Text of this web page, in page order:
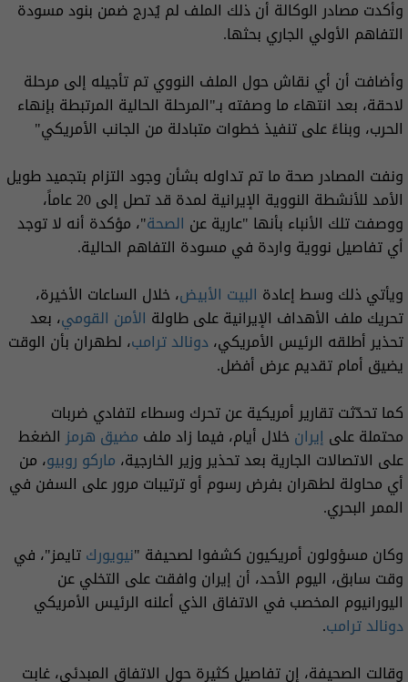
وأكدت مصادر الوكالة أن ذلك الملف لم يُدرج ضمن بنود مسودة
التفاهم الأولي الجاري بحثها.
وأضافت أن أي نقاش حول الملف النووي تم تأجيله إلى مرحلة
لاحقة، بعد انتهاء ما وصفته بـ"المرحلة الحالية المرتبطة بإنهاء
الحرب، وبناءً على تنفيذ خطوات متبادلة من الجانب الأمريكي"
ونفت المصادر صحة ما تم تداوله بشأن وجود التزام بتجميد طويل
الأمد للأنشطة النووية الإيرانية لمدة قد تصل إلى 20 عاماً،
ووصفت تلك الأنباء بأنها "عارية عن الصحة"، مؤكدة أنه لا توجد
أي تفاصيل نووية واردة في مسودة التفاهم الحالية.
ويأتي ذلك وسط إعادة البيت الأبيض، خلال الساعات الأخيرة،
تحريك ملف الأهداف الإيرانية على طاولة الأمن القومي، بعد
تحذير أطلقه الرئيس الأمريكي،دونالد ترامب، لطهران بأن الوقت
يضيق أمام تقديم عرض أفضل.
كما تحدّثت تقارير أمريكية عن تحرك وسطاء لتفادي ضربات
محتملة على إيرانخلال أيام، فيما زاد ملف مضيق هرمزالضغط
على الاتصالات الجارية بعد تحذير وزير الخارجية، ماركو روبيو، من
أي محاولة لطهران بفرض رسوم أو ترتيبات مرور على السفن في
الممر البحري.
وكان مسؤولون أمريكيون كشفوا لصحيفة "نيويوركتايمز"، في
وقت سابق، اليوم الأحد، أن إيران وافقت على التخلي عن
اليورانيوم المخصب في الاتفاق الذي أعلنه الرئيس الأمريكي
دونالدترامب.
وقالت الصحيفة، إن تفاصيل كثيرة حول الاتفاق المبدئي، غابت